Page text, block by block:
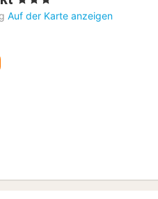
Nacht
Auf der Karte anzeigen